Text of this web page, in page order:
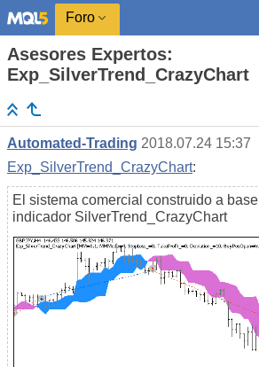
Foro
Asesores Expertos:
Exp_SilverTrend_CrazyChart
Automated-Trading 2018.07.24 15:37
Exp_SilverTrend_CrazyChart:
El sistema comercial construido a
indicador SilverTrend_CrazyChart